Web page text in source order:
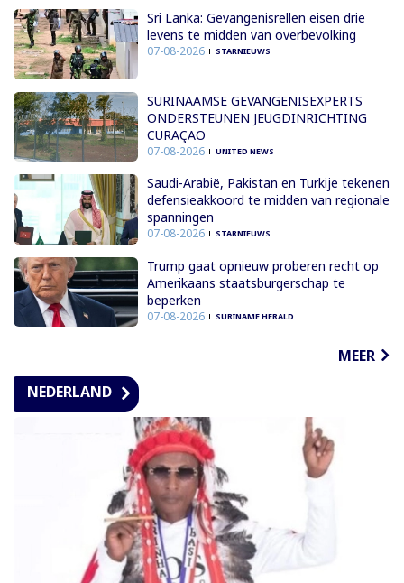
Sri Lanka: Gevangenisrellen eisen drie
levens te midden van overbevolking
07-08-2026 STARNIEUWS
SURINAAMSE GEVANGENISEXPERTS
ONDERSTEUNEN JEUGDINRICHTING
CURAÇAO
07-08-2026 UNITED NEWS
Saudi-Arabië, Pakistan en Turkije tekenen
defensieakkoord te midden van regionale
spanningen
07-08-2026 STARNIEUWS
Trump gaat opnieuw proberen recht op
Amerikaans staatsburgerschap te
beperken
07-08-2026 SURINAME HERALD
MEER
NEDERLAND